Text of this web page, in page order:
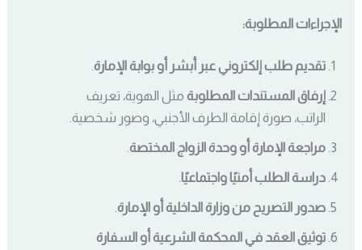
الإجراءات المطلوبة:
تقديم طلب إلكتروني عبر أبشر أو بوابة الإمارة
إرفاق المستندات المطلوبة مثل الهوية، تعريف
الراتب، صورة إقامة الطرف الأجنبي، وصور شخصية.
مراجعة الإمارة أو وحدة الزواج المختصة
دراسة الطلب أمنيًا واجتماعيًا
صدور التصريح من وزارة الداخلية أو الإمارة
توثيق العقد في المحكمة الشرعية أو السفارة